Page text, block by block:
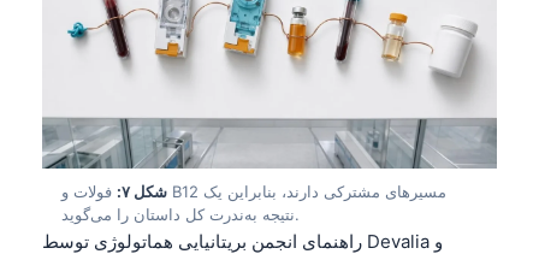
شکل ۷:
فولات و B12 مسیرهای مشترکی دارند، بنابراین یک
نتیجه به‌ندرت کل داستان را می‌گوید.
راهنمای انجمن بریتانیایی هماتولوژی توسط Devalia و